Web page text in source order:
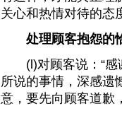
关心和热情对待
处理顾客抱怨
(l)对顾客说：“感
所说的事情，深感遗
意，要先向顾客道